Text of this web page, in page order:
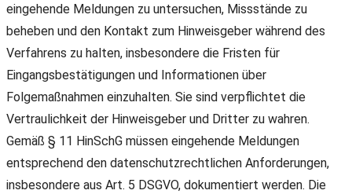
eingehende Meldungen zu untersuchen, Missstände zu
beheben und den Kontakt zum Hinweisgeber während des
Verfahrens zu halten, insbesondere die Fristen für
Eingangsbestätigungen und Informationen über
Folgemaßnahmen einzuhalten. Sie sind verpflichtet die
Vertraulichkeit der Hinweisgeber und Dritter zu wahren.
Gemäß § 11 HinSchG müssen eingehende Meldungen
entsprechend den datenschutzrechtlichen Anforderungen,
insbesondere aus Art. 5 DSGVO, dokumentiert werden. Die